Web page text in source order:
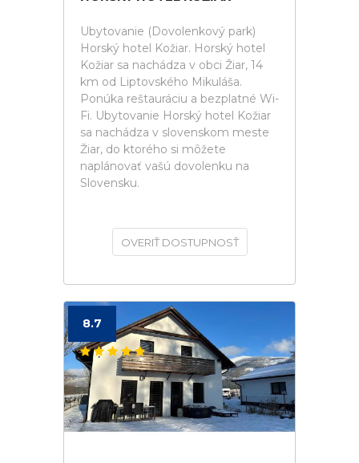
Ubytovanie (Dovolenkový park)
Horský hotel Kožiar. Horský hotel
Kožiar sa nachádza v obci Žiar, 14
km od Liptovského Mikuláša.
Ponúka reštauráciu a bezplatné Wi-
Fi. Ubytovanie Horský hotel Kožiar
sa nachádza v slovenskom meste
Žiar, do ktorého si môžete
naplánovať vašú dovolenku na
Slovensku.
OVERIŤ DOSTUPNOSŤ
8.7